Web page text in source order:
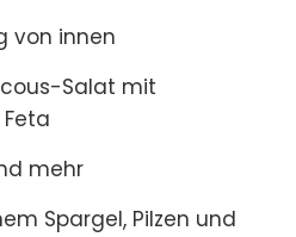
von innen
Salat mit
mehr
Spargel, Pilzen und